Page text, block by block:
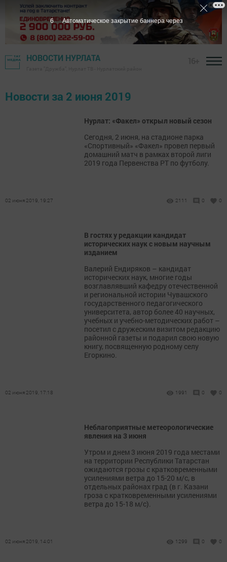
НОВОСТИ НУРЛАТА
Новости за 2 июня 2019
Нурлат: «Факел» открыл новый сезон
Сегодня, 2 июня, на стадионе парка
«Спортивный» «Факел» провел первый
домашний матч в рамках второй лиги
2019 года Первенства РТ по футболу.
02 июня 2019, 19:27 2111 0 0
В гостях у редакции кандидат
исторических наук с новым научным
изданием
Валерий Ендиряков – кандидат
исторических наук, многие годы
возглавлявший кафедру отечественной
и региональной истории Чувашского
государственного педагогического
университета, автор более 40 научных,
учебных и учебно-методических работ –
посетил с дружеским визитом редакцию
районной газеты и подарил свою новую
книгу, посвященную родному селу
Егоркино.
02 июня 2019, 17:18 1991 0 0
Неблагоприятные метеорологические
явления на 3 июня
Утром и днем 3 июня 2019 года местами
на территории Республики Татарстан
ожидаются грозы с кратковременными
усилениями ветра до 15-20 м/с, в
отдельных районах град (в г. Казани
гроза с кратковременными усилениями
ветра до 15-18 м/с).
02 июня 2019, 14:01 1299 0 0
6 Автоматическое закрытие баннера через